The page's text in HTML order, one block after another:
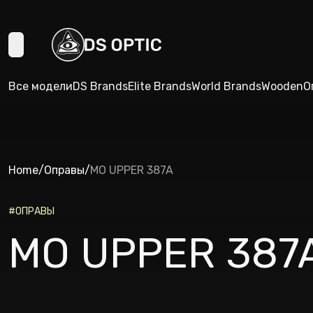
Все моделиDS BrandsElite BrandsWorld BrandsWooden
Home/Оправы/MO UPPER 387A
#ОПРАВЫ
MO UPPER